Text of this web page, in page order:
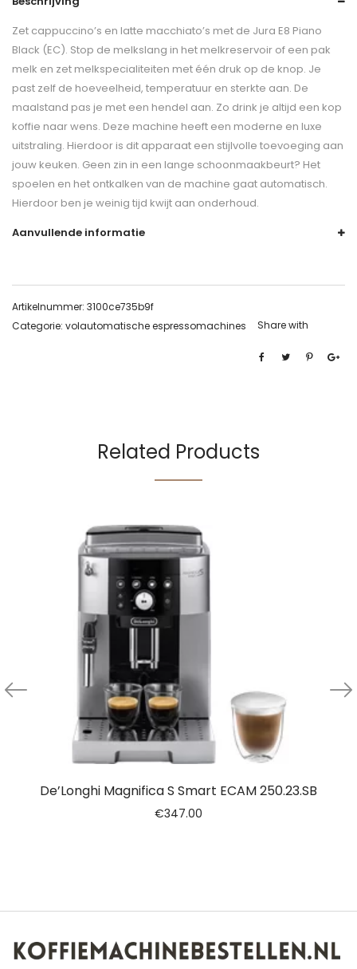
Zet cappuccino’s en latte macchiato’s met de Jura E8 Piano
Black (EC). Stop de melkslang in het melkreservoir of een pak
melk en zet melkspecialiteiten met één druk op de knop. Je
past zelf de hoeveelheid, temperatuur en sterkte aan. De
maalstand pas je met een hendel aan. Zo drink je altijd een kop
koffie naar wens. Deze machine heeft een moderne en luxe
uitstraling. Hierdoor is dit apparaat een stijlvolle toevoeging aan
jouw keuken. Geen zin in een lange schoonmaakbeurt? Het
spoelen en het ontkalken van de machine gaat automatisch.
Hierdoor ben je weinig tijd kwijt aan onderhoud.
Aanvullende informatie
Artikelnummer: 3100ce735b9f
Categorie: volautomatische espressomachines Share with
Related Products
De’Longhi Magnifica S Smart ECAM 250.23.SB
€347.00